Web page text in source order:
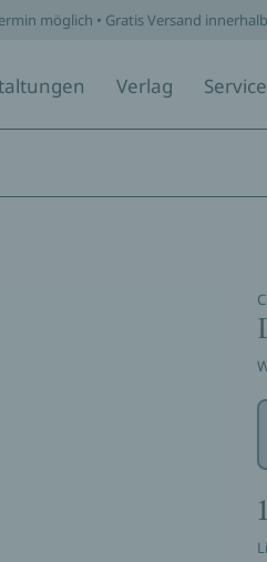
möglich • Gratis Versand
Verlag Service